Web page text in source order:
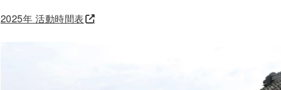
2025年 活動時間表